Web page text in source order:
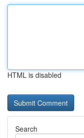
HTML is disabled
Search